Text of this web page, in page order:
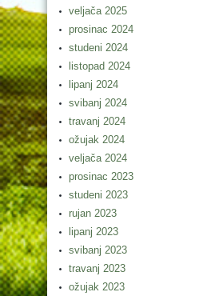
veljača 2025
prosinac 2024
studeni 2024
listopad 2024
lipanj 2024
svibanj 2024
travanj 2024
ožujak 2024
veljača 2024
prosinac 2023
studeni 2023
rujan 2023
lipanj 2023
svibanj 2023
travanj 2023
ožujak 2023